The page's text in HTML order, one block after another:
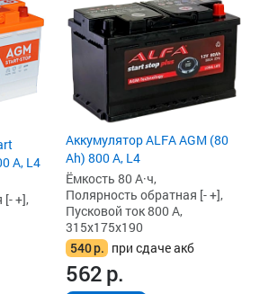
А, L4
[- +],
Аккумулятор ALFA AGM (80
Ah) 800 А, L4
Ёмкость 80 А·ч,
Полярность обратная [- +],
Пусковой ток 800 А,
315x175x190
540р. при сдаче акб
562р.